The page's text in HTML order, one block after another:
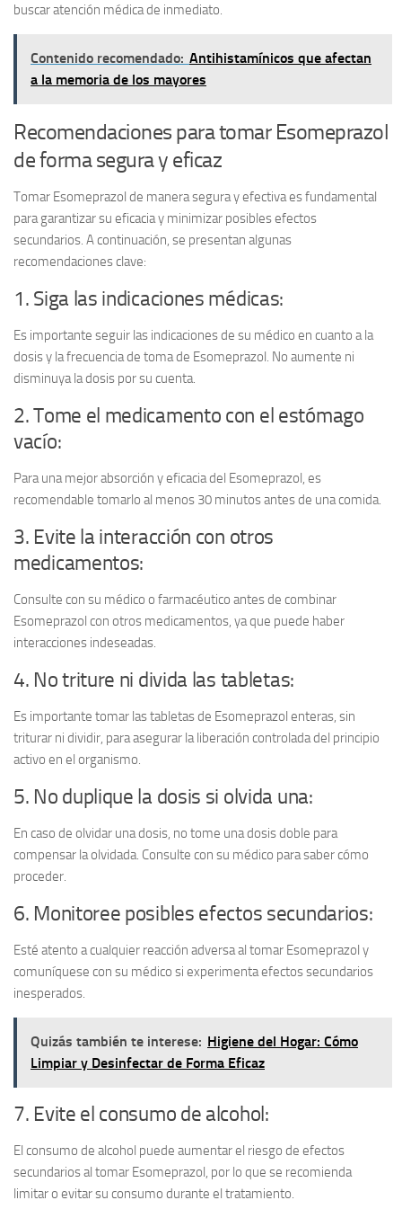
buscar atención médica de inmediato.
Contenido recomendado: Antihistamínicos que afectan
a la memoria de los mayores
Recomendaciones para tomar Esomeprazol
de forma segura y eficaz
Tomar Esomeprazol de manera segura y efectiva es fundamental
para garantizar su eficacia y minimizar posibles efectos
secundarios. A continuación, se presentan algunas
recomendaciones clave:
1. Siga las indicaciones médicas:
Es importante seguir las indicaciones de su médico en cuanto a la
dosis y la frecuencia de toma de Esomeprazol. No aumente ni
disminuya la dosis por su cuenta.
2. Tome el medicamento con el estómago
vacío:
Para una mejor absorción y eficacia del Esomeprazol, es
recomendable tomarlo al menos 30 minutos antes de una comida.
3. Evite la interacción con otros
medicamentos:
Consulte con su médico o farmacéutico antes de combinar
Esomeprazol con otros medicamentos, ya que puede haber
interacciones indeseadas.
4. No triture ni divida las tabletas:
Es importante tomar las tabletas de Esomeprazol enteras, sin
triturar ni dividir, para asegurar la liberación controlada del principio
activo en el organismo.
5. No duplique la dosis si olvida una:
En caso de olvidar una dosis, no tome una dosis doble para
compensar la olvidada. Consulte con su médico para saber cómo
proceder.
6. Monitoree posibles efectos secundarios:
Esté atento a cualquier reacción adversa al tomar Esomeprazol y
comuníquese con su médico si experimenta efectos secundarios
inesperados.
Quizás también te interese: Higiene del Hogar: Cómo
Limpiar y Desinfectar de Forma Eficaz
7. Evite el consumo de alcohol:
El consumo de alcohol puede aumentar el riesgo de efectos
secundarios al tomar Esomeprazol, por lo que se recomienda
limitar o evitar su consumo durante el tratamiento.